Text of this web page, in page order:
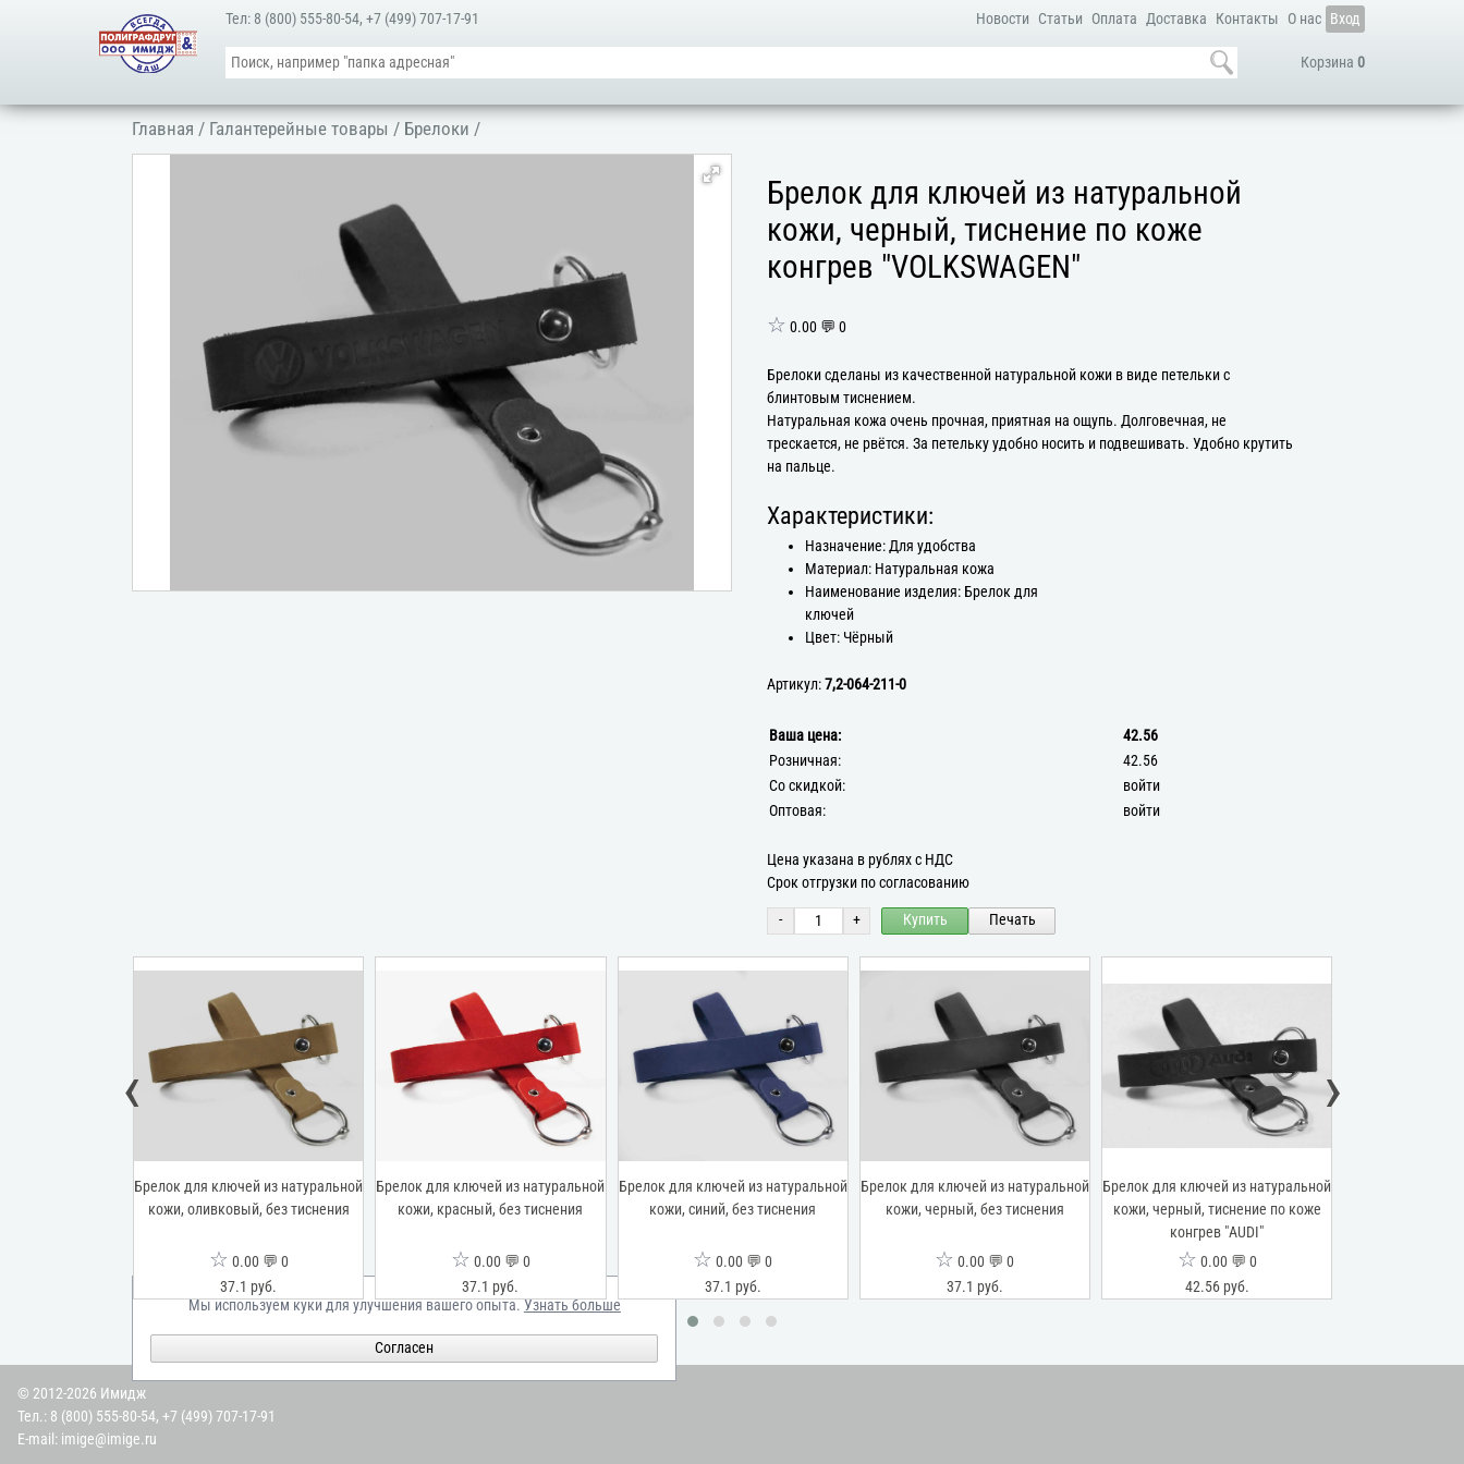
Новости Статьи Оплата Доставка Контакты О нас Вход
Корзина 0
Тел: 8 (800) 555-80-54,+7 (499) 707-17-91
Главная / Галантерейные товары / Брелоки /
Брелок для ключей из натуральной
кожи, черный, тиснение по коже
конгрев "VOLKSWAGEN"
☆ 0.00 💬 0
Брелоки сделаны из качественной натуральной кожи в виде петельки с
блинтовым тиснением.
Натуральная кожа очень прочная, приятная на ощупь. Долговечная, не
трескается, не рвётся. За петельку удобно носить и подвешивать. Удобно крутить
на пальце.
Характеристики:
Назначение: Для удобства
Материал: Натуральная кожа
Наименование изделия: Брелок для
ключей
Цвет: Чёрный
Артикул:7,2-064-211-0
Ваша цена:
42.56
Розничная:
42.56
Со скидкой:
войти
Оптовая:
войти
Цена указана в рублях с НДС
Срок отгрузки по согласованию
- + Купить Печать
Брелок для ключей из натуральной
кожи, оливковый, без тиснения
☆ 0.00 💬 0
37.1 руб.
Брелок для ключей из натуральной
кожи, красный, без тиснения
☆ 0.00 💬 0
37.1 руб.
Брелок для ключей из натуральной
кожи, синий, без тиснения
☆ 0.00 💬 0
37.1 руб.
Брелок для ключей из натуральной
кожи, черный, без тиснения
☆ 0.00 💬 0
37.1 руб.
Брелок для ключей из натуральной
кожи, черный, тиснение по коже
конгрев "AUDI"
☆ 0.00 💬 0
42.56 руб.
‹ ›
Мы используем куки для улучшения вашего опыта.Узнать больше
Согласен
© 2012-2026 Имидж
Тел.: 8 (800) 555-80-54, +7 (499) 707-17-91
E-mail: imige@imige.ru